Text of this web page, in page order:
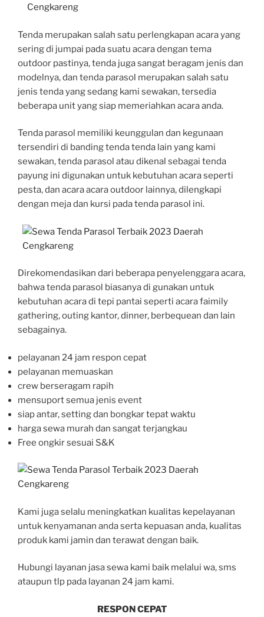
Tenda merupakan salah satu perlengkapan acara yang
sering di jumpai pada suatu acara dengan tema
outdoor pastinya, tenda juga sangat beragam jenis dan
modelnya, dan tenda parasol merupakan salah satu
jenis tenda yang sedang kami sewakan, tersedia
beberapa unit yang siap memeriahkan acara anda.
Tenda parasol memiliki keunggulan dan kegunaan
tersendiri di banding tenda tenda lain yang kami
sewakan, tenda parasol atau dikenal sebagai tenda
payung ini digunakan untuk kebutuhan acara seperti
pesta, dan acara acara outdoor lainnya, dilengkapi
dengan meja dan kursi pada tenda parasol ini.
Direkomendasikan dari beberapa penyelenggara acara,
bahwa tenda parasol biasanya di gunakan untuk
kebutuhan acara di tepi pantai seperti acara faimily
gathering, outing kantor, dinner, berbequean dan lain
sebagainya.
pelayanan 24 jam respon cepat
pelayanan memuaskan
crew berseragam rapih
mensuport semua jenis event
siap antar, setting dan bongkar tepat waktu
harga sewa murah dan sangat terjangkau
Free ongkir sesuai S&K
Kami juga selalu meningkatkan kualitas kepelayanan
untuk kenyamanan anda serta kepuasan anda, kualitas
produk kami jamin dan terawat dengan baik.
Hubungi layanan jasa sewa kami baik melalui wa, sms
ataupun tlp pada layanan 24 jam kami.
RESPON CEPAT